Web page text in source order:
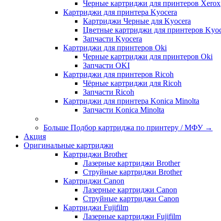
Черные картриджи для принтеров Xerox
Картриджи для принтера Kyocera
Картриджи Черные для Kyocera
Цветные картриджи для принтеров
Запчасти Kyocera
Картриджи для принтеров Oki
Черные картриджи для принтеров Oki
Запчасти OKI
Картриджи для принтеров Ricoh
Чёрные картриджи для Ricoh
Запчасти Ricoh
Картриджи для принтера Konica Minolta
Запчасти Koniсa Minolta
Больше Подбор картриджа по принтеру / МФУ →
Акция
Оригинальные картриджи
Картриджи Brother
Лазерные картриджи Brother
Струйные картриджи Brother
Картриджи Canon
Лазерные картриджи Canon
Струйные картриджи Canon
Картриджи Fujifilm
Лазерные картриджи Fujifilm